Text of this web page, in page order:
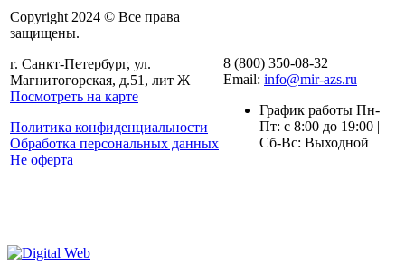
Copyright 2024 © Все права
защищены.
г. Санкт-Петербург, ул.
Магнитогорская, д.51, лит Ж
Посмотреть на карте
Политика конфиденциальности
Обработка персональных данных
Не оферта
8 (800) 350-08-32
Email: info@mir-azs.ru
График работы Пн-
Пт: с 8:00 до 19:00 |
Сб-Вс: Выходной